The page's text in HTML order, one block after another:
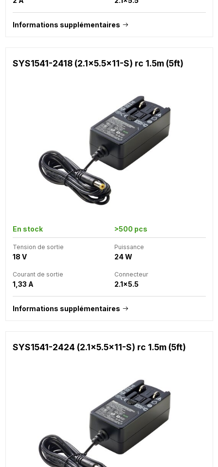
Informations supplémentaires
SYS1541-2418 (2.1x5.5x11-S) rc 1.5m (5ft)
En stock >500 pcs
Tension de sortie
18 V
Puissance
24 W
Courant de sortie
1,33 A
Connecteur
2.1x5.5
Informations supplémentaires
SYS1541-2424 (2.1x5.5x11-S) rc 1.5m (5ft)